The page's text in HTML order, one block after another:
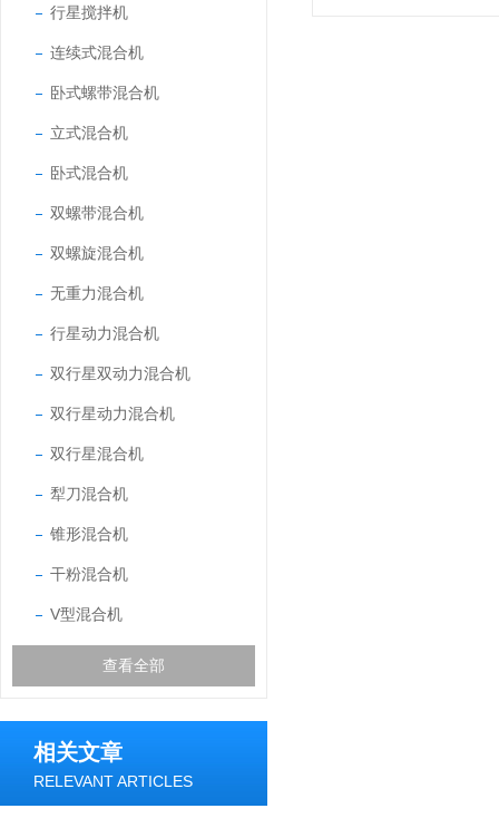
行星搅拌机
连续式混合机
卧式螺带混合机
立式混合机
卧式混合机
双螺带混合机
双螺旋混合机
无重力混合机
行星动力混合机
双行星双动力混合机
双行星动力混合机
双行星混合机
犁刀混合机
锥形混合机
干粉混合机
V型混合机
查看全部
相关文章
RELEVANT ARTICLES